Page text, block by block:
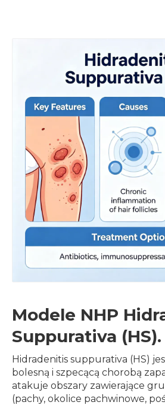
Modele NHP
Suppurativa (HS).
Hidradenitis suppurativa (HS)
bolesną i szpecącą chorobą
atakuje obszary zawierające
(pachy, okolice pachwinowe,